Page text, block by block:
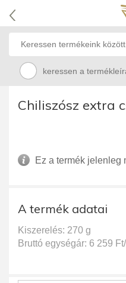
keressen a
Chiliszósz extra
Ez a termék jelenleg
A termék adatai
Kiszerelés: 270 g
Bruttó egységár: 6 259